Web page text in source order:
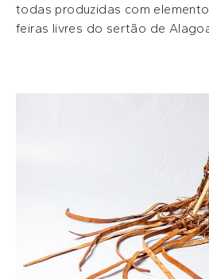
todas produzidas com
feiras livres do sertão de